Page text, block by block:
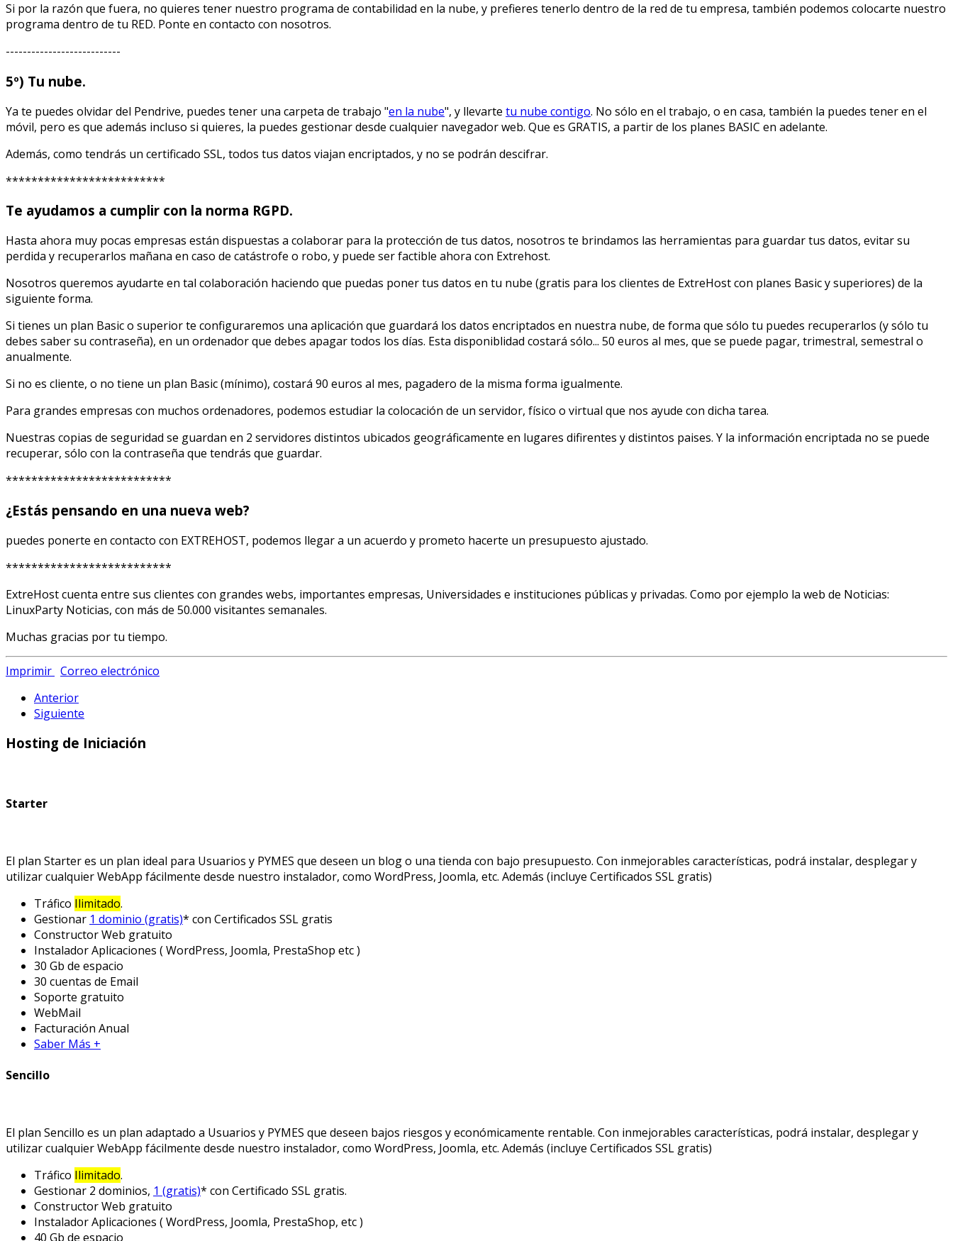
Si por la razón que fuera, no quieres tener nuestro programa de contabilidad en la nube, y prefieres tenerlo dentro de la red de tu empresa, también podemos colocarte nuestro
programa dentro de tu RED. Ponte en contacto con nosotros.
---------------------------
5º) Tu nube.
Ya te puedes olvidar del Pendrive, puedes tener una carpeta de trabajo "en la nube", y llevarte tu nube contigo. No sólo en el trabajo, o en casa, también la puedes tener en el
móvil, pero es que además incluso si quieres, la puedes gestionar desde cualquier navegador web. Que es GRATIS, a partir de los planes BASIC en adelante.
Además, como tendrás un certificado SSL, todos tus datos viajan encriptados, y no se podrán descifrar.
*************************
Te ayudamos a cumplir con la norma RGPD.
Hasta ahora muy pocas empresas están dispuestas a colaborar para la protección de tus datos, nosotros te brindamos las herramientas para guardar tus datos, evitar su
perdida y recuperarlos mañana en caso de catástrofe o robo, y puede ser factible ahora con Extrehost.
Nosotros queremos ayudarte en tal colaboración haciendo que puedas poner tus datos en tu nube (gratis para los clientes de ExtreHost con planes Basic y superiores) de la
siguiente forma.
Si tienes un plan Basic o superior te configuraremos una aplicación que guardará los datos encriptados en nuestra nube, de forma que sólo tu puedes recuperarlos (y sólo tu
debes saber su contraseña), en un ordenador que debes apagar todos los días. Esta disponiblidad costará sólo... 50 euros al mes, que se puede pagar, trimestral, semestral o
anualmente.
Si no es cliente, o no tiene un plan Basic (mínimo), costará 90 euros al mes, pagadero de la misma forma igualmente.
Para grandes empresas con muchos ordenadores, podemos estudiar la colocación de un servidor, físico o virtual que nos ayude con dicha tarea.
Nuestras copias de seguridad se guardan en 2 servidores distintos ubicados geográficamente en lugares difirentes y distintos paises. Y la información encriptada no se puede
recuperar, sólo con la contraseña que tendrás que guardar.
**************************
¿Estás pensando en una nueva web?
puedes ponerte en contacto con EXTREHOST, podemos llegar a un acuerdo y prometo hacerte un presupuesto ajustado.
**************************
ExtreHost cuenta entre sus clientes con grandes webs, importantes empresas, Universidades e instituciones públicas y privadas. Como por ejemplo la web de Noticias:
LinuxParty Noticias, con más de 50.000 visitantes semanales.
Muchas gracias por tu tiempo.
Imprimir Correo electrónico
Anterior
Siguiente
Hosting de Iniciación
Starter
El plan Starter es un plan ideal para Usuarios y PYMES que deseen un blog o una tienda con bajo presupuesto. Con inmejorables características, podrá instalar, desplegar y
utilizar cualquier WebApp fácilmente desde nuestro instalador, como WordPress, Joomla, etc. Además (incluye Certificados SSL gratis)
Tráfico Ilimitado.
Gestionar 1 dominio (gratis)* con Certificados SSL gratis
Constructor Web gratuito
Instalador Aplicaciones ( WordPress, Joomla, PrestaShop etc )
30 Gb de espacio
30 cuentas de Email
Soporte gratuito
WebMail
Facturación Anual
Saber Más +
Sencillo
El plan Sencillo es un plan adaptado a Usuarios y PYMES que deseen bajos riesgos y económicamente rentable. Con inmejorables características, podrá instalar, desplegar y
utilizar cualquier WebApp fácilmente desde nuestro instalador, como WordPress, Joomla, etc. Además (incluye Certificados SSL gratis)
Tráfico Ilimitado.
Gestionar 2 dominios, 1 (gratis)* con Certificado SSL gratis.
Constructor Web gratuito
Instalador Aplicaciones ( WordPress, Joomla, PrestaShop, etc )
40 Gb de espacio